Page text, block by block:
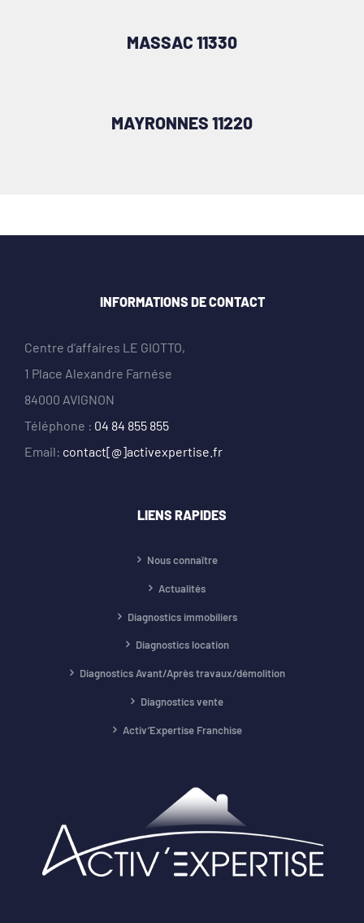
MASSAC 11330
MAYRONNES 11220
INFORMATIONS DE CONTACT
Centre d’affaires LE GIOTTO,
1 Place Alexandre Farnése
84000 AVIGNON
Téléphone : 04 84 855 855
Email: contact[@]activexpertise.fr
LIENS RAPIDES
Nous connaître
Actualités
Diagnostics immobiliers
Diagnostics location
Diagnostics Avant/Après travaux/démolition
Diagnostics vente
Activ’Expertise Franchise